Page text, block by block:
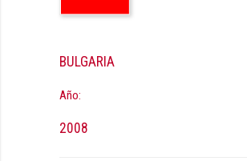
BULGARIA
Año:
2008